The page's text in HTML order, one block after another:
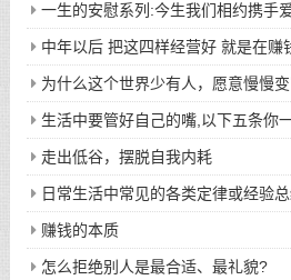
一生的安慰系列:今生我们相约携手
次的回眸才换来今生的相遇
中年以后 把这四样经营好 就是在赚
为什么这个世界少有人，愿意慢慢变
生活中要管好自己的嘴,以下五条你
走出低谷，摆脱自我内耗
日常生活中常见的各类定律或经验
赚钱的本质
怎么拒绝别人是最合适、最礼貌?